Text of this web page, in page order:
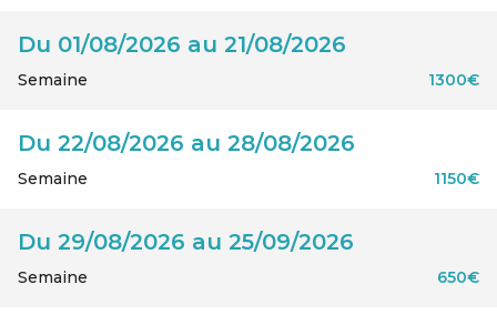
Du 01/08/2026 au 21/08/2026
Semaine 1300€
Du 22/08/2026 au 28/08/2026
Semaine 1150€
Du 29/08/2026 au 25/09/2026
Semaine 650€